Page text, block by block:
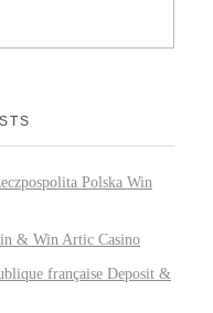
Polska Win
& Win Artic Casino
française Deposit &